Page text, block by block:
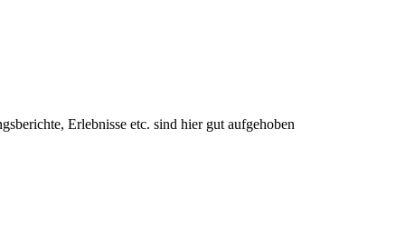
Erlebnisse etc. sind hier gut aufgehoben